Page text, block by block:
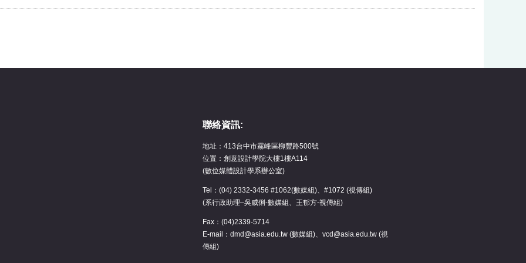
聯絡資訊:
地址：413台中市霧峰區柳豐路500號
位置：創意設計學院大樓1樓A114
(數位媒體設計學系辦公室)
Tel：(04) 2332-3456 #1062(數媒組)、#1072 (視傳組)
(系行政助理–吳威俐-數媒組、王郁方-視傳組)
Fax：(04)2339-5714
E-mail：dmd@asia.edu.tw (數媒組)、vcd@asia.edu.tw (視
傳組)